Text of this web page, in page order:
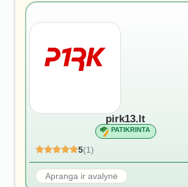
pirk13.lt
PATIKRINTA
5(1)
Apranga ir avalynė